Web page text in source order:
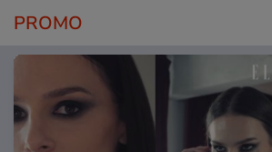
PROMO